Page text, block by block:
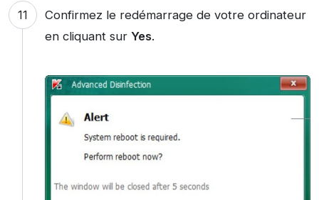
Confirmez le redémarrage de votre ordinateur
en cliquant sur Yes.